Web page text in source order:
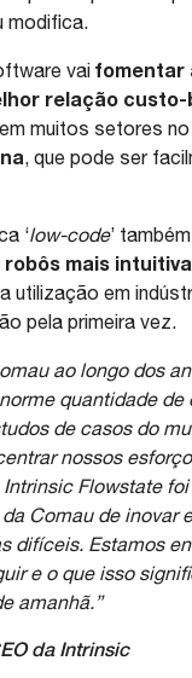
modifica.
vai fomentar
relação
muitos setores no
, que pode ser
‘low-code’ também
mais
utilização em
pela primeira vez.
ao longo dos
quantidade
de casos do
nossos
Flowstate
Comau de inovar
difíceis. Estamos
e o que isso
amanhã.”
da Intrinsic